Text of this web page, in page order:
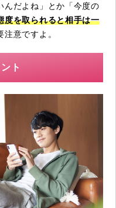
んだよね」とか「今度の
度を取られると相手は一
意ですよ。
ト